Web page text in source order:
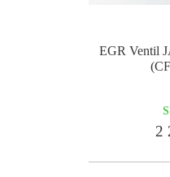
EGR Ventil
2